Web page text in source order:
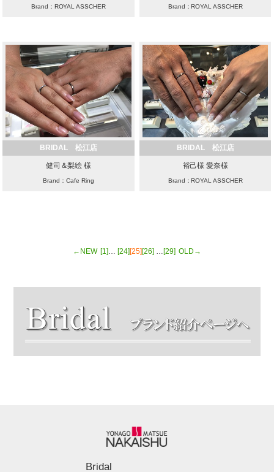
Brand：ROYAL ASSCHER Brand：ROYAL ASSCHER
BRIDAL 松江店
健司＆梨絵 様
Brand：Cafe Ring
BRIDAL 松江店
裕己様 愛奈様
Brand：ROYAL ASSCHER
←NEW [1]… [24][25][26] …[29] OLD→
Bridal